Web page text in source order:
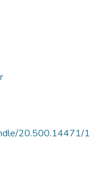
20.500.14471/1